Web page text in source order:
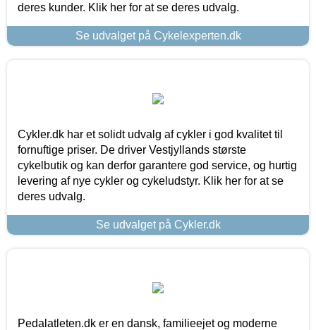
deres kunder. Klik her for at se deres udvalg.
Se udvalget på Cykelexperten.dk
Cykler.dk har et solidt udvalg af cykler i god kvalitet til
fornuftige priser. De driver Vestjyllands største
cykelbutik og kan derfor garantere god service, og hurtig
levering af nye cykler og cykeludstyr. Klik her for at se
deres udvalg.
Se udvalget på Cykler.dk
Pedalatleten.dk er en dansk, familieejet og moderne